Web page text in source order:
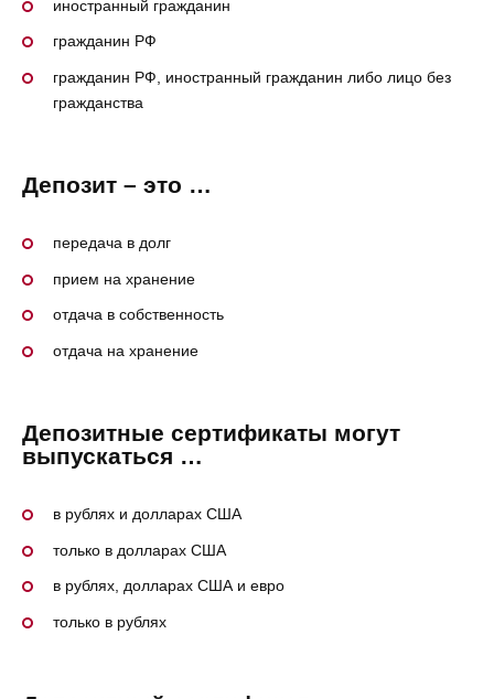
иностранный гражданин
гражданин РФ
гражданин РФ, иностранный гражданин либо лицо без
гражданства
Депозит – это …
передача в долг
прием на хранение
отдача в собственность
отдача на хранение
Депозитные сертификаты могут
выпускаться …
в рублях и долларах США
только в долларах США
в рублях, долларах США и евро
только в рублях